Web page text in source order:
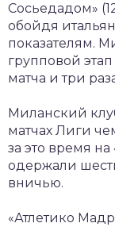
Сосьедадом»
обойдя
показателям.
групповой
матча и три
Миланский
матчах Лиги
за это время
одержали
вничью.
«Атлетико